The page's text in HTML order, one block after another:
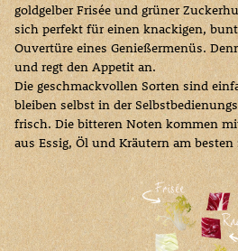
goldgelber Frisée und grüner
sich perfekt für einen knackigen,
Ouvertüre eines Genießermenüs.
und regt den Appetit an.
Die geschmackvollen Sorten sind
bleiben selbst in der
frisch. Die bitteren Noten kommen
aus Essig, Öl und Kräutern am besten